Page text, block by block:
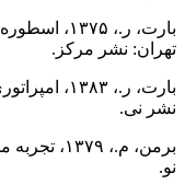
بارت، ر.،
تهران: نشر مرکز.
بارت، ر.،
نشر نی.
برمن، م.،
نو.